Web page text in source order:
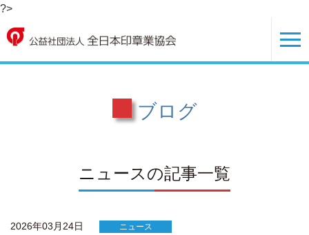
?>
ブログ
ニュースの記事一覧
2026年03月24日 ニュース